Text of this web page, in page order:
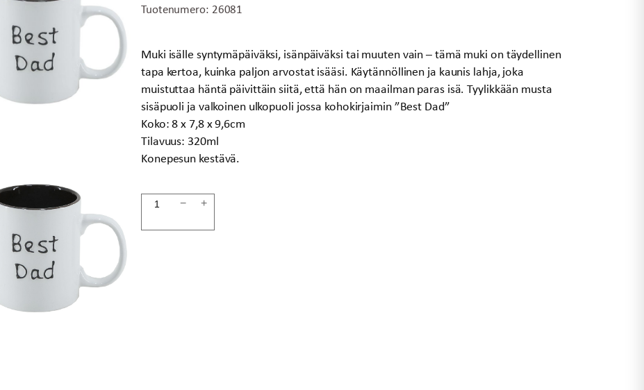
Tuotenumero: 26081
Muki isälle syntymäpäiväksi, isänpäiväksi tai muuten vain – tämä muki on täydellinen
tapa kertoa, kuinka paljon arvostat isääsi. Käytännöllinen ja kaunis lahja, joka
muistuttaa häntä päivittäin siitä, että hän on maailman paras isä. Tyylikkään musta
sisäpuoli ja valkoinen ulkopuoli jossa kohokirjaimin ”Best Dad”
Koko: 8 x 7,8 x 9,6cm
Tilavuus: 320ml
Konepesun kestävä.
Muki
− +